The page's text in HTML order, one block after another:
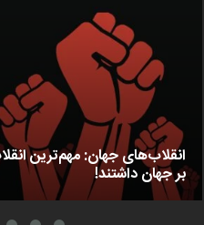
انقلاب‌های جهان: مهم‌ترین
بر جهان داشتند!